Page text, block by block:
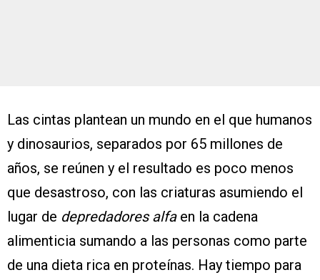
Las cintas plantean un mundo en el que humanos
y dinosaurios, separados por 65 millones de
años, se reúnen y el resultado es poco menos
que desastroso, con las criaturas asumiendo el
lugar de depredadores alfa en la cadena
alimenticia sumando a las personas como parte
de una dieta rica en proteínas. Hay tiempo para